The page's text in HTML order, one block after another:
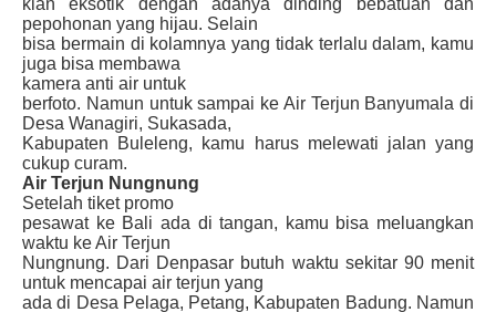
pepohonan yang hijau. Selain
bisa bermain di kolamnya yang tidak terlalu dalam, kamu
juga bisa membawa
kamera anti air untuk
berfoto. Namun untuk sampai ke Air Terjun Banyumala di
Desa Wanagiri, Sukasada,
Kabupaten Buleleng, kamu harus melewati jalan yang
cukup curam.
Air Terjun Nungnung
Setelah tiket promo
pesawat ke Bali ada di tangan, kamu bisa meluangkan
waktu ke Air Terjun
Nungnung. Dari Denpasar butuh waktu sekitar 90 menit
untuk mencapai air terjun yang
ada di Desa Pelaga, Petang, Kabupaten Badung. Namun